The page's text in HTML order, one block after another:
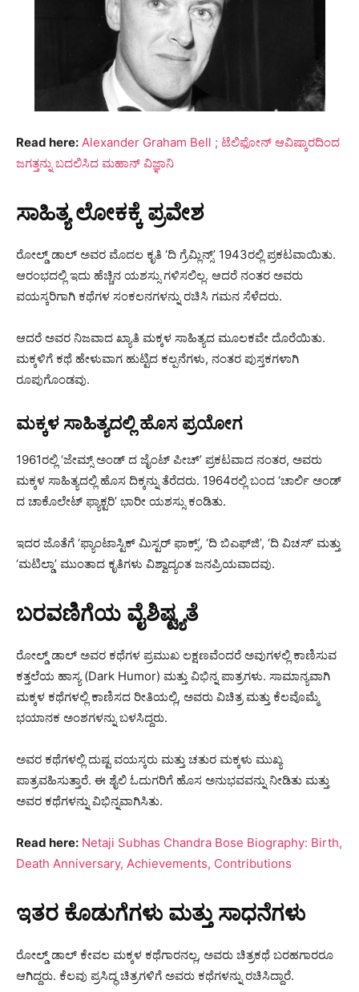
Read here: Alexander Graham Bell ; ಟೆಲಿಫೋನ್ ಆವಿಷ್ಕಾರದಿಂದ
ಜಗತ್ತನ್ನು ಬದಲಿಸಿದ ಮಹಾನ್ ವಿಜ್ಞಾನಿ
ಸಾಹಿತ್ಯ ಲೋಕಕ್ಕೆ ಪ್ರವೇಶ
ರೋಲ್ಡ್ ಡಾಲ್ ಅವರ ಮೊದಲ ಕೃತಿ ‘ದಿ ಗ್ರೆಮ್ಲಿನ್ಸ್’ 1943ರಲ್ಲಿ ಪ್ರಕಟವಾಯಿತು.
ಆರಂಭದಲ್ಲಿ ಇದು ಹೆಚ್ಚಿನ ಯಶಸ್ಸು ಗಳಿಸಲಿಲ್ಲ. ಆದರೆ ನಂತರ ಅವರು
ವಯಸ್ಕರಿಗಾಗಿ ಕಥೆಗಳ ಸಂಕಲನಗಳನ್ನು ರಚಿಸಿ ಗಮನ ಸೆಳೆದರು.
ಆದರೆ ಅವರ ನಿಜವಾದ ಖ್ಯಾತಿ ಮಕ್ಕಳ ಸಾಹಿತ್ಯದ ಮೂಲಕವೇ ದೊರೆಯಿತು.
ಮಕ್ಕಳಿಗೆ ಕಥೆ ಹೇಳುವಾಗ ಹುಟ್ಟಿದ ಕಲ್ಪನೆಗಳು, ನಂತರ ಪುಸ್ತಕಗಳಾಗಿ
ರೂಪುಗೊಂಡವು.
ಮಕ್ಕಳ ಸಾಹಿತ್ಯದಲ್ಲಿ ಹೊಸ ಪ್ರಯೋಗ
1961ರಲ್ಲಿ ‘ಜೇಮ್ಸ್ ಅಂಡ್ ದ ಜೈಂಟ್ ಪೀಚ್’ ಪ್ರಕಟವಾದ ನಂತರ, ಅವರು
ಮಕ್ಕಳ ಸಾಹಿತ್ಯದಲ್ಲಿ ಹೊಸ ದಿಕ್ಕನ್ನು ತೆರೆದರು. 1964ರಲ್ಲಿ ಬಂದ ‘ಚಾರ್ಲಿ ಅಂಡ್
ದ ಚಾಕೊಲೇಟ್ ಫ್ಯಾಕ್ಟರಿ’ ಭಾರೀ ಯಶಸ್ಸು ಕಂಡಿತು.
ಇದರ ಜೊತೆಗೆ ‘ಫ್ಯಾಂಟಾಸ್ಟಿಕ್ ಮಿಸ್ಟರ್ ಫಾಕ್ಸ್’, ‘ದಿ ಬಿಎಫ್‌ಜಿ’, ‘ದಿ ವಿಚಸ್’ ಮತ್ತು
‘ಮಟಿಲ್ಡಾ’ ಮುಂತಾದ ಕೃತಿಗಳು ವಿಶ್ವಾದ್ಯಂತ ಜನಪ್ರಿಯವಾದವು.
ಬರವಣಿಗೆಯ ವೈಶಿಷ್ಟ್ಯತೆ
ರೋಲ್ಡ್ ಡಾಲ್ ಅವರ ಕಥೆಗಳ ಪ್ರಮುಖ ಲಕ್ಷಣವೆಂದರೆ ಅವುಗಳಲ್ಲಿ ಕಾಣಿಸುವ
ಕತ್ತಲೆಯ ಹಾಸ್ಯ (Dark Humor) ಮತ್ತು ವಿಭಿನ್ನ ಪಾತ್ರಗಳು. ಸಾಮಾನ್ಯವಾಗಿ
ಮಕ್ಕಳ ಕಥೆಗಳಲ್ಲಿ ಕಾಣಿಸದ ರೀತಿಯಲ್ಲಿ, ಅವರು ವಿಚಿತ್ರ ಮತ್ತು ಕೆಲವೊಮ್ಮೆ
ಭಯಾನಕ ಅಂಶಗಳನ್ನು ಬಳಸಿದ್ದರು.
ಅವರ ಕಥೆಗಳಲ್ಲಿ ದುಷ್ಟ ವಯಸ್ಕರು ಮತ್ತು ಚತುರ ಮಕ್ಕಳು ಮುಖ್ಯ
ಪಾತ್ರವಹಿಸುತ್ತಾರೆ. ಈ ಶೈಲಿ ಓದುಗರಿಗೆ ಹೊಸ ಅನುಭವವನ್ನು ನೀಡಿತು ಮತ್ತು
ಅವರ ಕಥೆಗಳನ್ನು ವಿಭಿನ್ನವಾಗಿಸಿತು.
Read here: Netaji Subhas Chandra Bose Biography: Birth,
Death Anniversary, Achievements, Contributions
ಇತರ ಕೊಡುಗೆಗಳು ಮತ್ತು ಸಾಧನೆಗಳು
ರೋಲ್ಡ್ ಡಾಲ್ ಕೇವಲ ಮಕ್ಕಳ ಕಥೆಗಾರನಲ್ಲ, ಅವರು ಚಿತ್ರಕಥೆ ಬರಹಗಾರರೂ
ಆಗಿದ್ದರು. ಕೆಲವು ಪ್ರಸಿದ್ಧ ಚಿತ್ರಗಳಿಗೆ ಅವರು ಕಥೆಗಳನ್ನು ರಚಿಸಿದ್ದಾರೆ.